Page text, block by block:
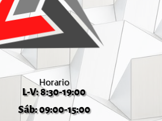
Horario
L-V: 8:30-19:00
Sáb: 09:00-15:00